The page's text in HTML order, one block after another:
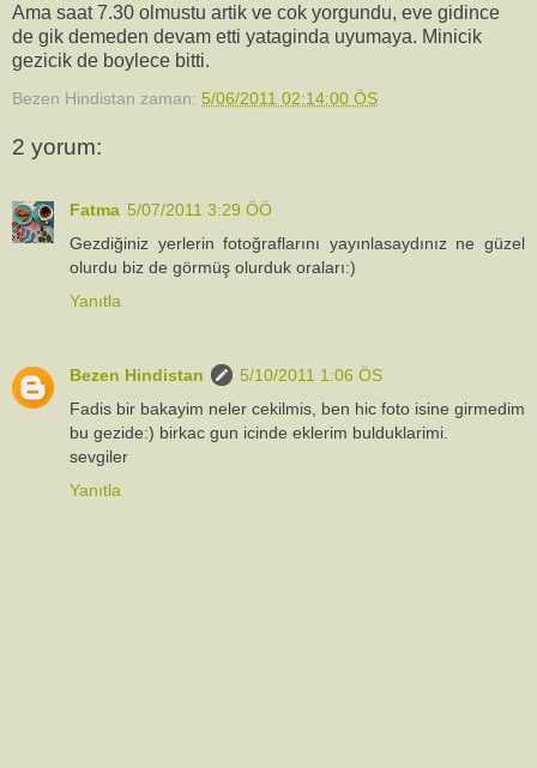
Ama saat 7.30 olmustu artik ve cok yorgundu, eve gidince
de gik demeden devam etti yataginda uyumaya. Minicik
gezicik de boylece bitti.
Bezen Hindistan zaman: 5/06/2011 02:14:00 ÖS
2 yorum:
Fatma 5/07/2011 3:29 ÖÖ
Gezdiğiniz yerlerin fotoğraflarını yayınlasaydınız ne güzel
olurdu biz de görmüş olurduk oraları:)
Yanıtla
Bezen Hindistan
5/10/2011 1:06 ÖS
Fadis bir bakayim neler cekilmis, ben hic foto isine girmedim
bu gezide:) birkac gun icinde eklerim bulduklarimi.
sevgiler
Yanıtla